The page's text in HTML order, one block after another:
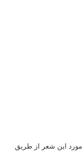
مورد این شعر از طریق